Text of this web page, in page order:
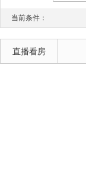
当前条件：
直播看房